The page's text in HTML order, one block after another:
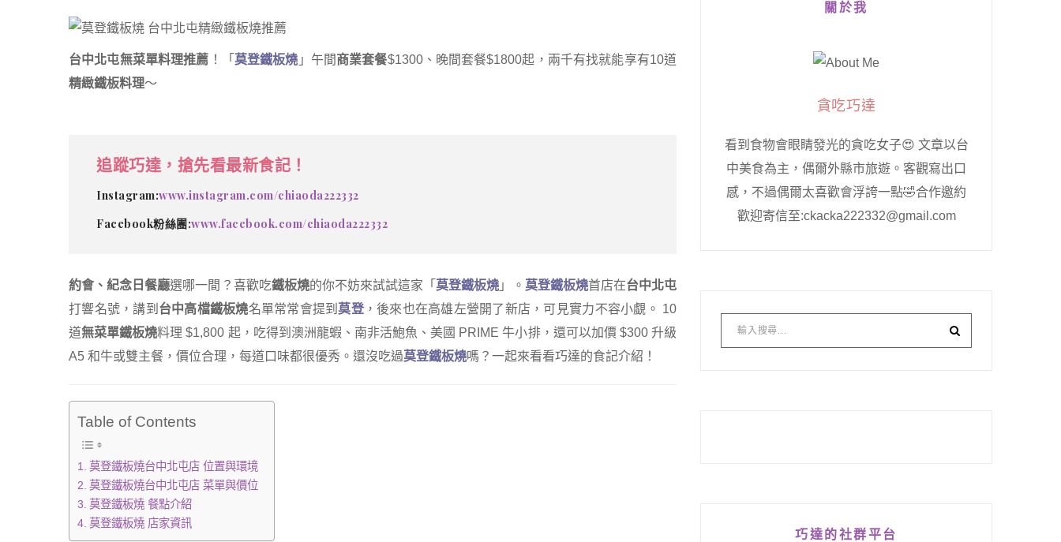
台中北屯無菜單料理推薦 ！「 莫登鐵板燒 」午間商業套餐$1300、晚間套餐$1800起，兩千有找就能享有10道
精緻鐵板料理～
追蹤巧達，搶先看最新食記！
Instagram:www.instagram.com/chiaoda222332
Facebook粉絲團:www.facebook.com/chiaoda222332
約會、紀念日餐廳選哪一間？喜歡吃鐵板燒的你不妨來試試這家「 莫登鐵板燒 」。 莫登鐵板燒首店在台中北屯
打響名號，講到 台中高檔鐵板燒名單常常會提到 莫登，後來也在高雄左營開了新店，可見實力不容小覷。 10
道無菜單鐵板燒料理 $1,800 起，吃得到澳洲龍蝦、南非活鮑魚、美國 PRIME 牛小排，還可以加價 $300 升級
A5 和牛或雙主餐，價位合理，每道口味都很優秀。還沒吃過莫登鐵板燒嗎？一起來看看巧達的食記介紹！
Table of Contents
莫登鐵板燒台中北屯店 位置與環境
莫登鐵板燒台中北屯店 菜單與價位
莫登鐵板燒 餐點介紹
莫登鐵板燒 店家資訊
關於我
貪吃巧達
看到食物會眼睛發光的貪吃女子😍 文章以台
中美食為主，偶爾外縣市旅遊。客觀寫出口
感，不過偶爾太喜歡會浮誇一點🤣合作邀約
歡迎寄信至:ckacka222332@gmail.com
巧達的社群平台